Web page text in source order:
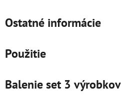
Ostatné informácie
Použitie
Balenie set 3 výrobkov